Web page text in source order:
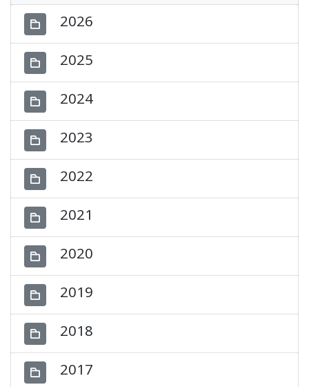
2026
2025
2024
2023
2022
2021
2020
2019
2018
2017